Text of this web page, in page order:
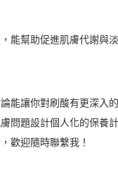
能幫助促進肌膚代謝與
能讓你對刷酸有更深入
問題設計個人化的保養
歡迎隨時聯繫我！